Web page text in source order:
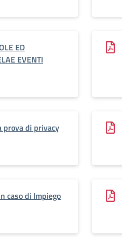
ED
EVENTI
prova di privacy
caso di Impiego